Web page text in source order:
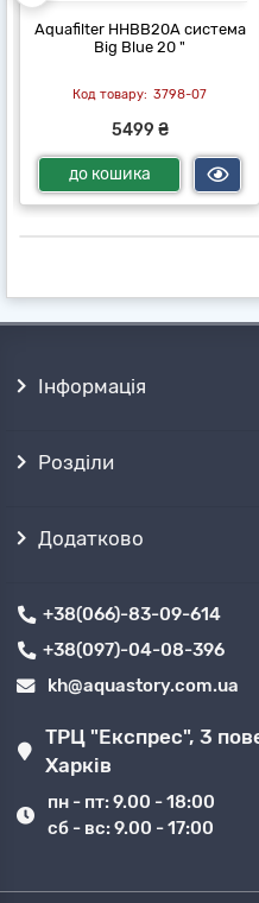
Aquafilter HHBB20A система
Big Blue 20 "
3798-07
5499 ₴
до кошика
Інформація
Розділи
Додатково
+38(066)-83-09-614
+38(097)-04-08-396
kh@aquastory.com.ua
ТРЦ "Експрес", 3
Харків
пн - пт: 9.00 - 18:00
сб - вс: 9.00 - 17:00